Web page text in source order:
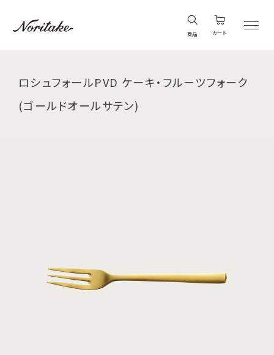
商品 カート
ロシュフォールPVD ケーキ・フルーツフォーク
(ゴールドオールサテン)